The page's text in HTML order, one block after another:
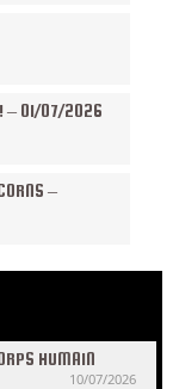
– 01/07/2026
–
HUMAIN
10/07/2026